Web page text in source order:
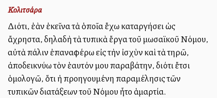
Κολιτσάρα
Διότι, ἐὰν ἐκεῖνα τὰ ὁποῖα ἔχω καταργήσει ὡς
ἄχρηστα, δηλαδὴ τὰ τυπικὰ ἔργα τοῦ μωσαϊκοῦ Νόμου,
αὐτὰ πάλιν ἐπαναφέρω εἰς τὴν ἰσχὺν καὶ τὰ τηρῶ,
ἀποδεικνύω τὸν ἑαυτόν μου παραβάτην, διότι ἔτσι
ὁμολογῶ, ὅτι ἡ προηγουμένη παραμέλησις τῶν
τυπικῶν διατάξεων τοῦ Νόμου ἦτο ἁμαρτία.